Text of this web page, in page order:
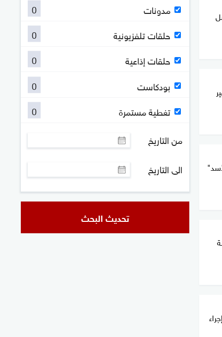
مدونات
0
حلقات تلفزيونية
0
حلقات إذاعية
0
بودكاست
0
تغطية مستمرة
0
من التاريخ
الى التاريخ
تحديث البحث